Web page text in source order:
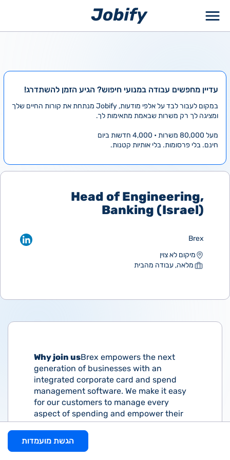
עדיין מחפשים עבודה במנועי חיפוש? הגיע הזמן להשתדרג!
במקום לעבור לבד על אלפי מודעות, Jobify מנתחת את קורות החיים שלך
ומציגה לך רק משרות שבאמת מתאימות לך.
מעל 80,000 משרות • 4,000 חדשות ביום
חינם. בלי פרסומות. בלי אותיות קטנות.
Head of Engineering,
Banking (Israel)
Brex
מיקום לא צוין
מלאה, עבודה מהבית
Why join usBrex empowers the next
generation of businesses with an
integrated corporate card and spend
management software. We make it easy
for our customers to manage every
aspect of spending and empower their
employees to make better financial
decisions from anywhere they live or
work. Brex proudly serves tens of
הגשת מועמדות